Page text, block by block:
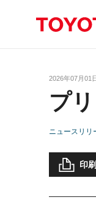
2026年07月01
プ
ニュースリリ
印刷